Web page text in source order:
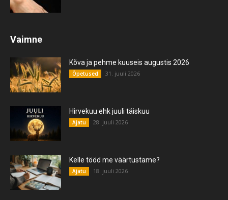
Vaimne
Kõva ja pehme kuuseis augustis 2026
Õpetused 31. juuli 2026
Hirvekuu ehk juuli täiskuu
Ajatu 28. juuli 2026
Kelle tööd me väärtustame?
Ajatu 18. juuli 2026